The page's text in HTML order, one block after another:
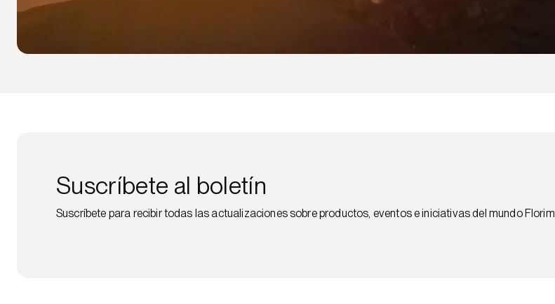
Suscríbete al boletín
Suscríbete para recibir todas las actualizaciones sobre productos, eventos e iniciativas del mundo Florim